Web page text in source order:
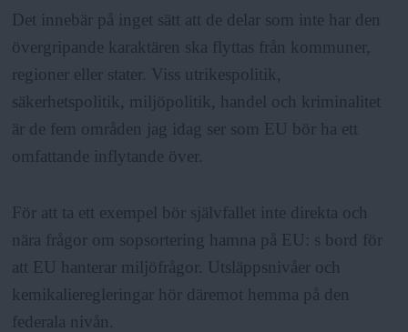
Det innebär på inget sätt att de delar som inte har den
övergripande karaktären ska flyttas från kommuner,
regioner eller stater. Viss utrikespolitik,
säkerhetspolitik, miljöpolitik, handel och kriminalitet
är de fem områden jag idag ser som EU bör ha ett
omfattande inflytande över.
För att ta ett exempel bör självfallet inte direkta och
nära frågor om sopsortering hamna på EU: s bord för
att EU hanterar miljöfrågor. Utsläppsnivåer och
kemikalieregleringar hör däremot hemma på den
federala nivån.